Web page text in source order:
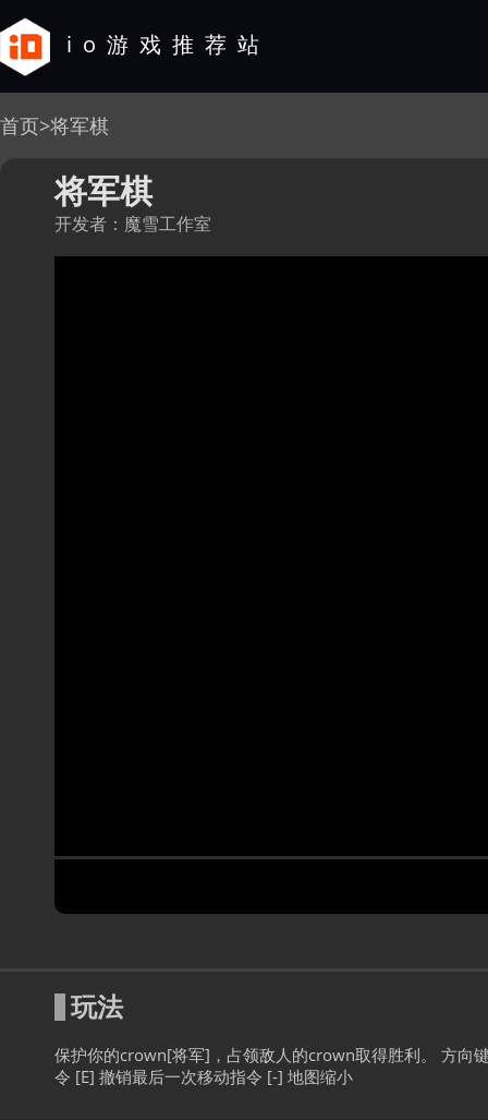
io游戏推荐站
首页>将军棋
将军棋
开发者：魔雪工作室
玩法
保护你的crown[将军]，占领敌人的crown取得胜利。 方
令 [E] 撤销最后一次移动指令 [-] 地图缩小